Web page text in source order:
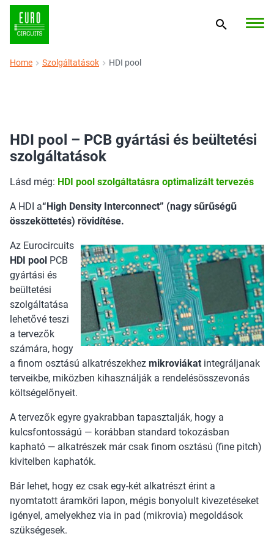
Home Szolgáltatások HDI pool
HDI pool – PCB gyártási és beültetési
szolgáltatások
Lásd még: HDI pool szolgáltatásra optimalizált tervezés
A HDI a“High Density Interconnect” (nagy sűrűségű
összeköttetés) rövidítése.
Az Eurocircuits
HDI pool PCB
gyártási és
beültetési
szolgáltatása
lehetővé teszi
a tervezők
számára, hogy
a finom osztású alkatrészekhez mikroviákat integráljanak
terveikbe, miközben kihasználják a rendelésösszevonás
költségelőnyeit.
A tervezők egyre gyakrabban tapasztalják, hogy a
kulcsfontosságú — korábban standard tokozásban
kapható — alkatrészek már csak finom osztású (fine pitch)
kivitelben kaphatók.
Bár lehet, hogy ez csak egy-két alkatrészt érint a
nyomtatott áramköri lapon, mégis bonyolult kivezetéseket
igényel, amelyekhez via in pad (mikrovia) megoldások
szükségesek.